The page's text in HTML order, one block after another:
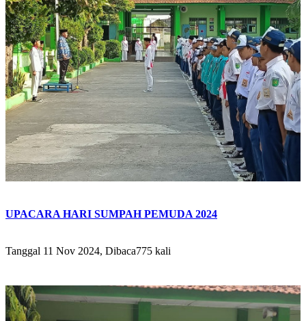
UPACARA HARI SUMPAH PEMUDA 2024
Tanggal 11 Nov 2024, Dibaca775 kali